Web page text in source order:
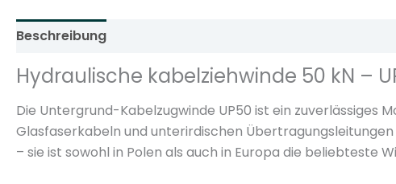
Beschreibung
Hydraulische kabelziehwinde 50 kN –
Die Untergrund-Kabelzugwinde UP50 ist ein zuverlässiges
Glasfaserkabeln und unterirdischen
– sie ist sowohl in Polen als auch in Europa die beliebteste